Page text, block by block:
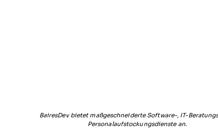
BairesDev bietet maßgeschneiderte Software-, IT-
Personalaufstockungsdienste an.